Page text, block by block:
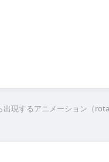
現するアニメーション（